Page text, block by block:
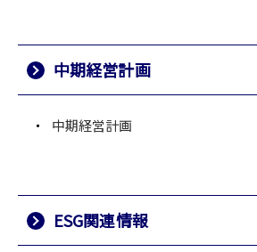
中期経営計画
中期経営計画
ESG関連情報